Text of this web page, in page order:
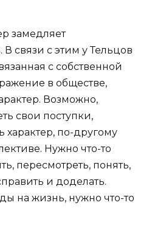
замедляет
связи с этим у Тельцов
с собственной
в обществе,
Возможно,
свои поступки,
характер, по-другому
Нужно что-то
пересмотреть, понять,
и доделать.
на жизнь, нужно что-то